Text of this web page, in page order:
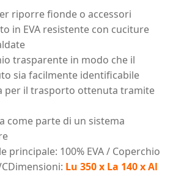
riporre fionde o accessori
in EVA resistente con cuciture
trasparente in modo che il
sia facilmente identificabile
per il trasporto ottenuta tramite
come parte di un sistema
principale: 100% EVA / Coperchio
Lu 350 x La 140 x Al